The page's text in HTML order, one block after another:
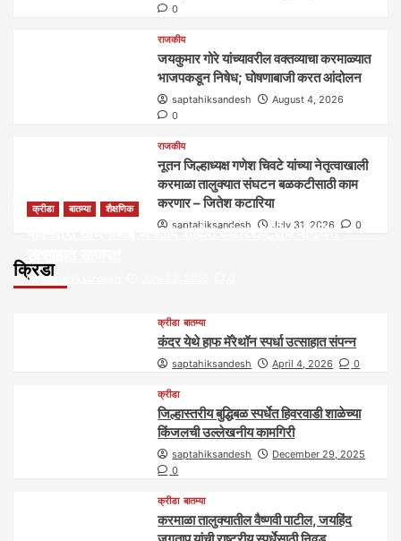
0
राजकीय
जयकुमार गोरे यांच्यावरील वक्तव्याचा करमाळ्यात
भाजपकडून निषेध; घोषणाबाजी करत आंदोलन
saptahiksandesh
August 4, 2026
0
राजकीय
नूतन जिल्हाध्यक्ष गणेश चिवटे यांच्या नेतृत्वाखाली
करमाळा तालुक्यात संघटन बळकटीसाठी काम
करणार – जितेश कटारिया
saptahiksandesh July 31, 2026 0
क्रिडा
क्रीडा बातम्या शैक्षणिक
पीएमश्री साधनाबाई जगताप शाळेत आंतरराष्ट्रीय योगदिन
saptahiksandesh
क्रीडा बातम्या
कंदर येथे हाफ मॅरेथॉन स्पर्धा उत्साहात संपन्न
saptahiksandesh April 4, 2026 0
क्रीडा
जिल्हास्तरीय बुद्धिबळ स्पर्धेत हिवरवाडी शाळेच्या
किंजलची उल्लेखनीय कामगिरी
saptahiksandesh
December 29, 2025
0
क्रीडा बातम्या
करमाळा तालुक्यातील वैष्णवी पाटील, जयहिंद